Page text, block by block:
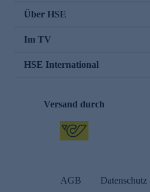
Über HSE
Im TV
HSE International
Versand durch
AGB Datenschutz